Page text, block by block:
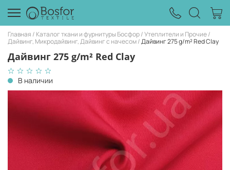
Главная Каталог ткани и фурнитуры Босфор Утеплители и Прочие
Дайвинг, Микродайвинг, Дайвинг с начесом Дайвинг 275 g/m² Red Clay
Дайвинг 275 g/m² Red Clay
В наличии